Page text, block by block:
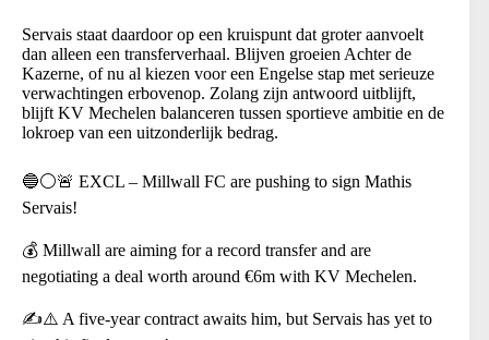
Servais staat daardoor op een kruispunt dat groter aanvoelt
dan alleen een transferverhaal. Blijven groeien Achter de
Kazerne, of nu al kiezen voor een Engelse stap met serieuze
verwachtingen erbovenop. Zolang zijn antwoord uitblijft,
blijft KV Mechelen balanceren tussen sportieve ambitie en de
lokroep van een uitzonderlijk bedrag.
🔵⚪️🚨 EXCL – Millwall FC are pushing to sign Mathis
Servais!
💰 Millwall are aiming for a record transfer and are
negotiating a deal worth around €6m with KV Mechelen.
✍️⚠️ A five-year contract awaits him, but Servais has yet to